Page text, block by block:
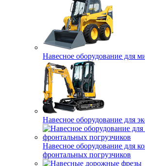
Навесное оборудование для
Навесное оборудование для
Навесное оборудование для
фронтальных погрузчиков